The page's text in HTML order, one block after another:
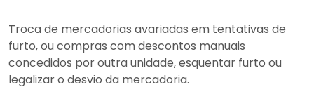
Troca de mercadorias avariadas em tentativas de
furto, ou compras com descontos manuais
concedidos por outra unidade, esquentar furto ou
legalizar o desvio da mercadoria.